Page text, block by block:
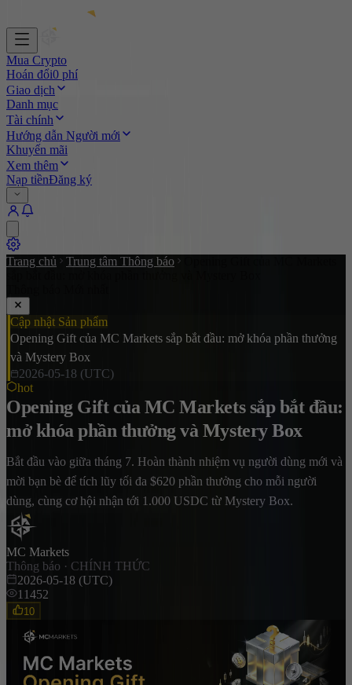
Mua Crypto
Hoán đổi0 phí
Giao dịch
Danh mục
Tài chính
Hướng dẫn Người mới
Khuyến mãi
Xem thêm
Nạp tiềnĐăng ký
Trang chủ Trung tâm Thông báo
Cập nhật Sản phẩm
Opening Gift của MC Markets sắp bắt đầu: mở khóa phần thưởng
và Mystery Box
2026-05-18 (UTC)
hot
Opening Gift của MC Markets sắp bắt đầu:
mở khóa phần thưởng và Mystery Box
Bắt đầu vào giữa tháng 7. Hoàn thành nhiệm vụ người dùng mới và
mời bạn bè để tích lũy tối đa $620 phần thưởng cho mỗi người
dùng, cùng cơ hội nhận tới 1.000 USDC từ Mystery Box.
MC Markets
Thông báo · CHÍNH THỨC
2026-05-18 (UTC)
11452
10